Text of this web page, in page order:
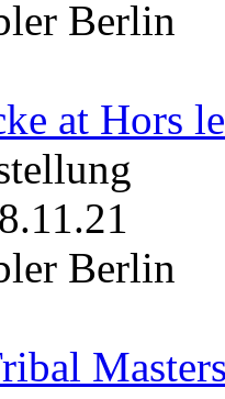
Berlin
at Hors
Berlin